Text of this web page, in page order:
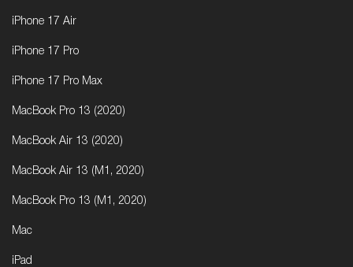
iPhone 17 Air
iPhone 17 Pro
iPhone 17 Pro Max
MacBook Pro 13 (2020)
MacBook Air 13 (2020)
MacBook Air 13 (M1, 2020)
MacBook Pro 13 (M1, 2020)
Mac
iPad